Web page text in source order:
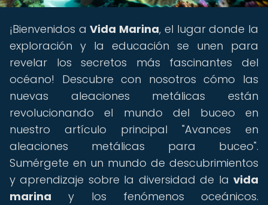
¡Bienvenidos aVida Marina, el lugar donde la
exploración y la educación se unen para
revelar los secretos más fascinantes del
océano! Descubre con nosotros cómo las
nuevas aleaciones metálicas están
revolucionando el mundo del buceo en
nuestro artículo principal "Avances en
aleaciones metálicas para buceo".
Sumérgete en un mundo de descubrimientos
y aprendizaje sobre la diversidad de la vida
marina y los fenómenos oceánicos.